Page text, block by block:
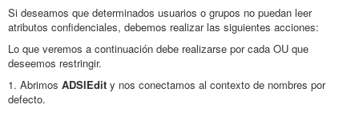
Si deseamos que determinados usuarios o grupos no puedan leer
atributos confidenciales, debemos realizar las siguientes acciones:
Lo que veremos a continuación debe realizarse por cada OU que
deseemos restringir.
1. Abrimos ADSIEdit y nos conectamos al contexto de nombres por
defecto.